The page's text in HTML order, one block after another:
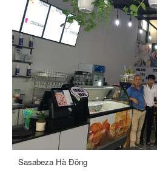
Sasabeza Hà Đông